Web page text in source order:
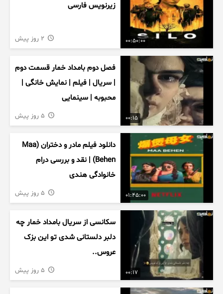
00:50:00
زیرنویس فارسی
00:15
فصل دوم بامداد خمار قسمت دوم
| سریال | فیلم | نمایش خانگی |
محبوبه | سینمایی
01:45:00
دانلود فیلم مادر و دختران (Maa
Behen) | نقد و بررسی درام
خانوادگی هندی
00:17
سکانسی از سریال بامداد خمار چه
دلبر دلستانی شدی تو این بزک
عروس..